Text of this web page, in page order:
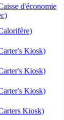
d'économie
Kiosk)
Kiosk)
Kiosk)
Kiosk)